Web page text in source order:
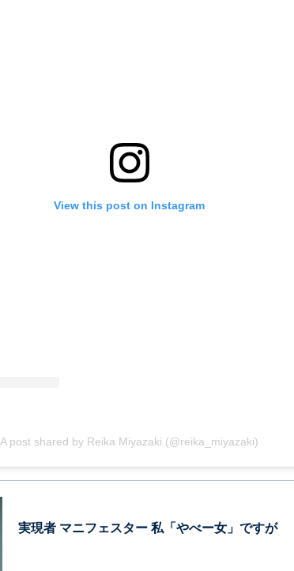
View this post on Instagram
A post shared by Reika Miyazaki (@reika_miyazaki)
実現者 マニフェスター 私「やべー女」ですが